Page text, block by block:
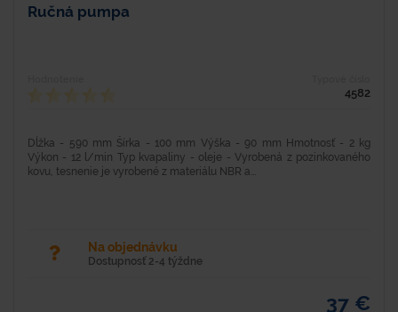
Ručná pumpa
4582
Dĺžka - 590 mm Šírka - 100 mm Výška - 90 mm Hmotnosť - 2 kg
Výkon - 12 l/min Typ kvapaliny - oleje - Vyrobená z pozinkovaného
kovu, tesnenie je vyrobené z materiálu NBR a...
Na objednávku
Dostupnosť 2-4 týždne
37 €